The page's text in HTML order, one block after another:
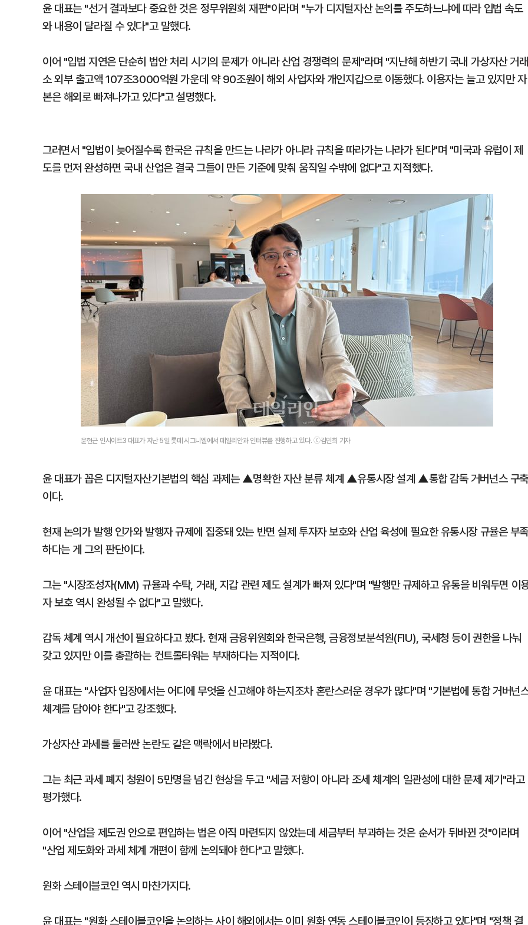
윤 대표는 "선거 결과보다 중요한 것은 정무위원회 재편"이라며 "누가 디지털자산 논의를 주도하느냐에 따라 입법 속도
와 내용이 달라질 수 있다"고 말했다.
이어 "입법 지연은 단순히 법안 처리 시기의 문제가 아니라 산업 경쟁력의 문제"라며 "지난해 하반기 국내 가상자산 거래
소 외부 출고액 107조3000억원 가운데 약 90조원이 해외 사업자와 개인지갑으로 이동했다. 이용자는 늘고 있지만 자
본은 해외로 빠져나가고 있다"고 설명했다.
그러면서 "입법이 늦어질수록 한국은 규칙을 만드는 나라가 아니라 규칙을 따라가는 나라가 된다"며 "미국과 유럽이 제
도를 먼저 완성하면 국내 산업은 결국 그들이 만든 기준에 맞춰 움직일 수밖에 없다"고 지적했다.
윤현근 인사이트3 대표가 지난 5일 롯데 시그니엘에서 데일리안과 인터뷰를 진행하고 있다. ⓒ김민희 기자
윤 대표가 꼽은 디지털자산기본법의 핵심 과제는 ▲명확한 자산 분류 체계 ▲유통시장 설계 ▲통합 감독 거버넌스 구축
이다.
현재 논의가 발행 인가와 발행자 규제에 집중돼 있는 반면 실제 투자자 보호와 산업 육성에 필요한 유통시장 규율은 부
하다는 게 그의 판단이다.
그는 "시장조성자(MM) 규율과 수탁, 거래, 지갑 관련 제도 설계가 빠져 있다"며 "발행만 규제하고 유통을 비워두면 이
자 보호 역시 완성될 수 없다"고 말했다.
감독 체계 역시 개선이 필요하다고 봤다. 현재 금융위원회와 한국은행, 금융정보분석원(FIU), 국세청 등이 권한을 나눠
갖고 있지만 이를 총괄하는 컨트롤타워는 부재하다는 지적이다.
윤 대표는 "사업자 입장에서는 어디에 무엇을 신고해야 하는지조차 혼란스러운 경우가 많다"며 "기본법에 통합 거버넌
체계를 담아야 한다"고 강조했다.
가상자산 과세를 둘러싼 논란도 같은 맥락에서 바라봤다.
그는 최근 과세 폐지 청원이 5만명을 넘긴 현상을 두고 "세금 저항이 아니라 조세 체계의 일관성에 대한 문제 제기"라고
평가했다.
이어 "산업을 제도권 안으로 편입하는 법은 아직 마련되지 않았는데 세금부터 부과하는 것은 순서가 뒤바뀐 것"이라며
"산업 제도화와 과세 체계 개편이 함께 논의돼야 한다"고 말했다.
원화 스테이블코인 역시 마찬가지다.
윤 대표는 "원화 스테이블코인을 논의하는 사이 해외에서는 이미 원화 연동 스테이블코인이 등장하고 있다"며 "정책 결